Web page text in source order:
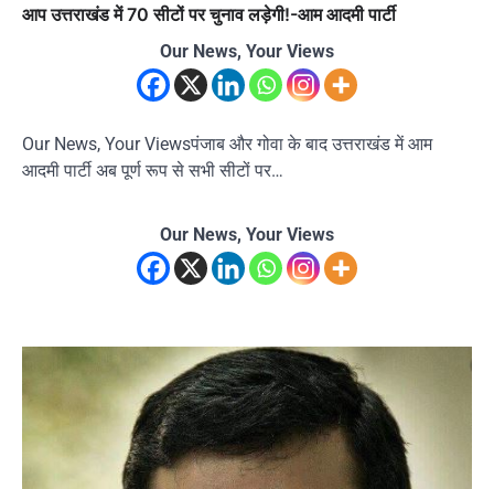
आप उत्तराखंड में 70 सीटों पर चुनाव लड़ेगी!-आम आदमी पार्टी
Our News, Your Views
Our News, Your Viewsपंजाब और गोवा के बाद उत्तराखंड में आम
आदमी पार्टी अब पूर्ण रूप से सभी सीटों पर…
Our News, Your Views